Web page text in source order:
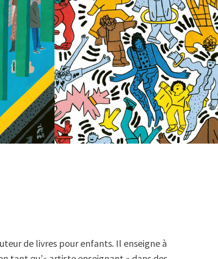
de livres pour enfants. Il enseigne à